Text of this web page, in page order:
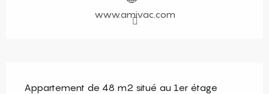
www.amivac.com
Appartement de 48 m2 situé au 1er étage